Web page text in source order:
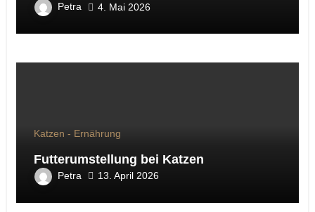
Petra 4. Mai 2026
Katzen - Ernährung
Futterumstellung bei Katzen
Petra 13. April 2026